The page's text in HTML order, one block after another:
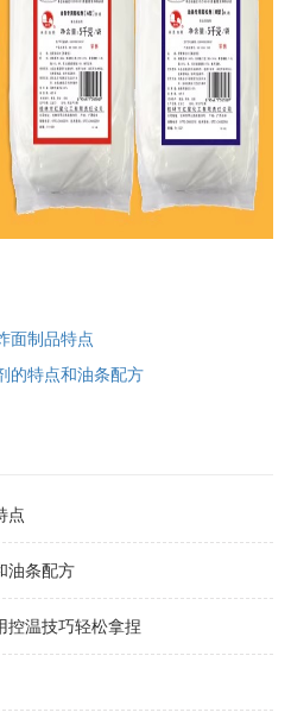
面制品特点
的特点和油条配方
点
油条配方
控温技巧轻松拿捏